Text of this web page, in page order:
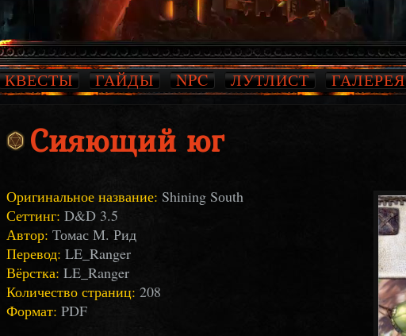
КВЕСТЫ ГАЙДЫ NPC ЛУТЛИСТ ГАЛЕРЕЯ
Сияющий юг
Оригинальное название: Shining Sоuth
Сеттинг: D&D 3.5
Автор: Томас М. Рид
Перевод: LE_Ranger
Вёрстка: LE_Ranger
Количество страниц: 208
Формат: PDF